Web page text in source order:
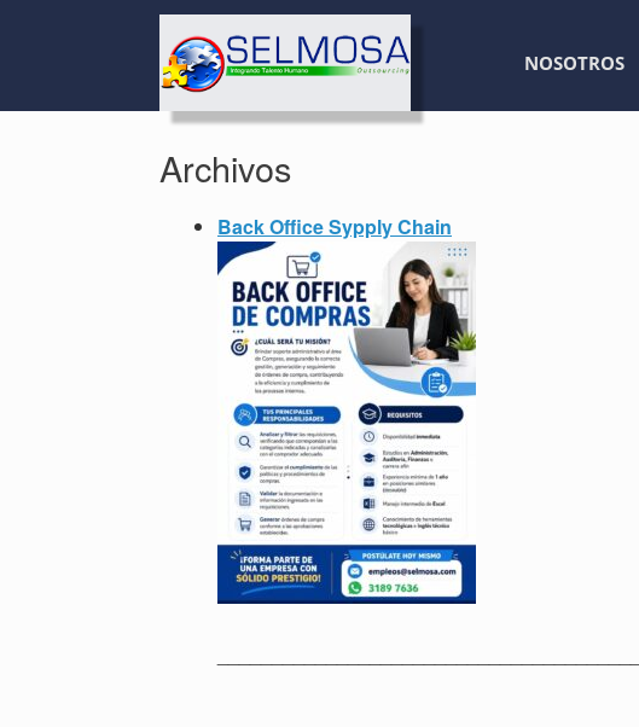
NOSOTROS
Archivos
Back Office Sypply Chain